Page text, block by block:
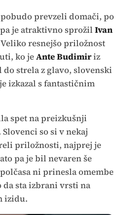
prevzeli domači, po
pa je atraktivno sprožil Ivan
resnejšo priložnost
ko jeAnte Budimiriz
strela z glavo, slovenski
izkazal s fantastičnim
spet na preizkušnji
so si v nekaj
priložnosti, najprej je
pa je bil nevaren še
ni prinesla omembe
sta izbrani vrsti na
izidu.